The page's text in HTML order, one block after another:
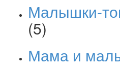
Малышки-
(5)
Мама и